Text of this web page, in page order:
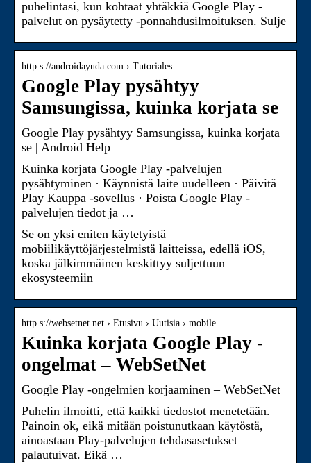
puhelintasi, kun kohtaat yhtäkkiä Google Play -
palvelut on pysäytetty -ponnahdusilmoituksen. Sulje
http s://androidayuda.com › Tutoriales
Google Play pysähtyy
Samsungissa, kuinka korjata se
Google Play pysähtyy Samsungissa, kuinka korjata
se | Android Help
Kuinka korjata Google Play -palvelujen
pysähtyminen · Käynnistä laite uudelleen · Päivitä
Play Kauppa -sovellus · Poista Google Play -
palvelujen tiedot ja …
Se on yksi eniten käytetyistä
mobiilikäyttöjärjestelmistä laitteissa, edellä iOS,
koska jälkimmäinen keskittyy suljettuun
ekosysteemiin
http s://websetnet.net › Etusivu › Uutisia › mobile
Kuinka korjata Google Play -
ongelmat – WebSetNet
Google Play -ongelmien korjaaminen – WebSetNet
Puhelin ilmoitti, että kaikki tiedostot menetetään.
Painoin ok, eikä mitään poistunutkaan käytöstä,
ainoastaan Play-palvelujen tehdasasetukset
palautuivat. Eikä …